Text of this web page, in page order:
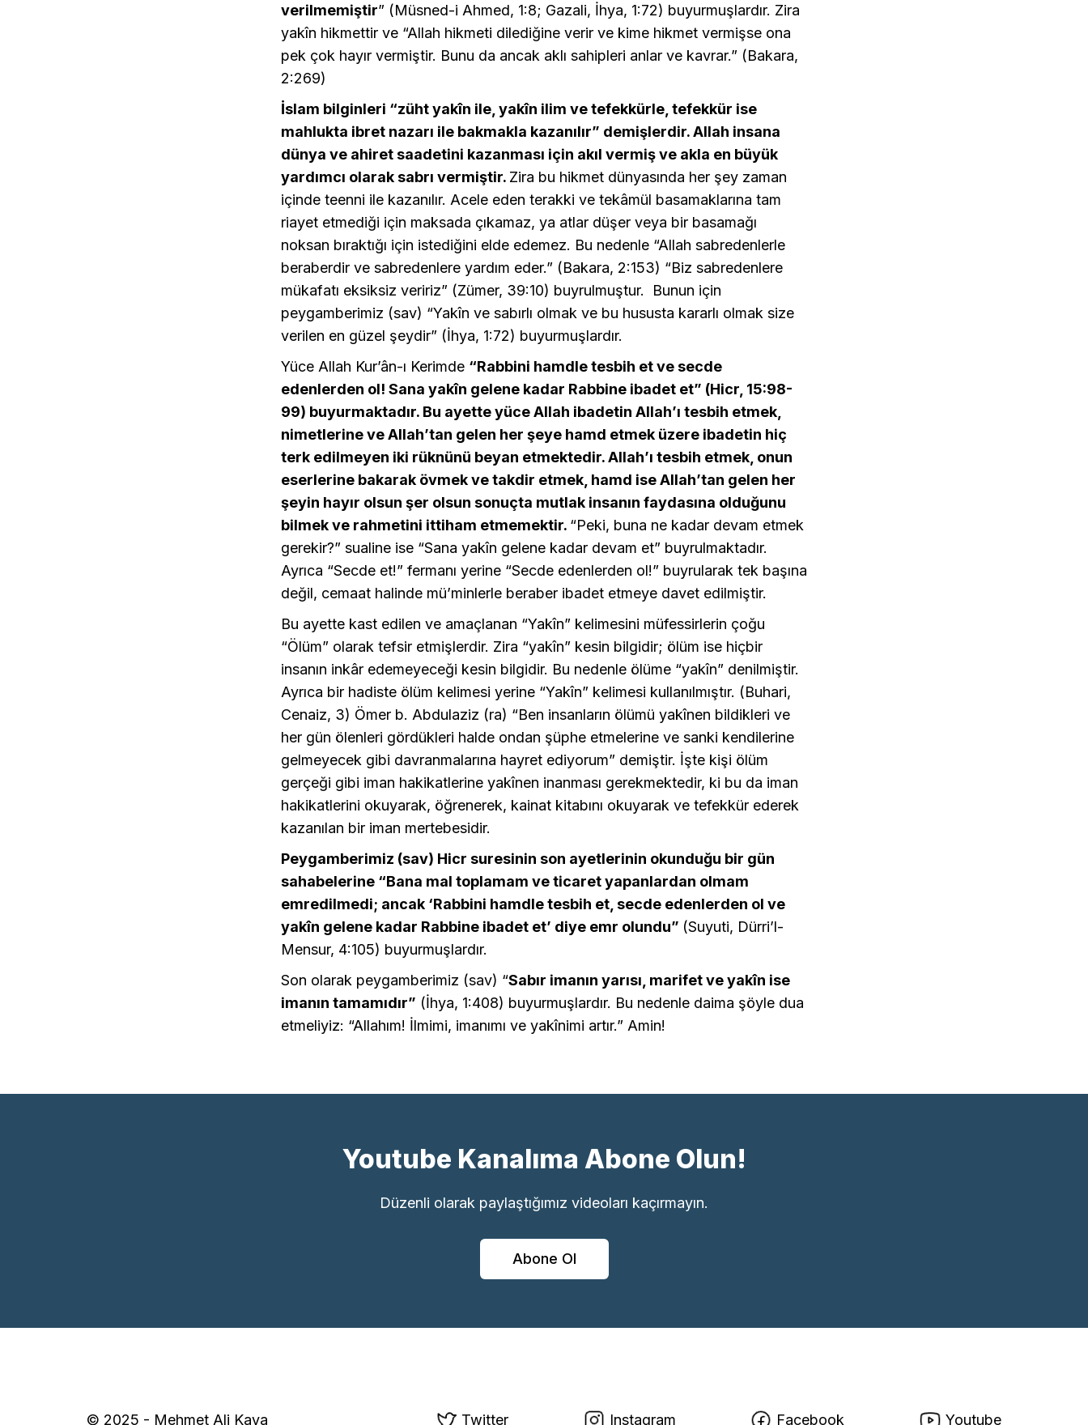
verilmemiştir” (Müsned-i Ahmed, 1:8; Gazali, İhya, 1:72) buyurmuşlardır. Zira
yakîn hikmettir ve “Allah hikmeti dilediğine verir ve kime hikmet vermişse ona
pek çok hayır vermiştir. Bunu da ancak aklı sahipleri anlar ve kavrar.” (Bakara,
2:269)
İslam bilginleri “züht yakîn ile, yakîn ilim ve tefekkürle, tefekkür ise
mahlukta ibret nazarı ile bakmakla kazanılır” demişlerdir. Allah insana
dünya ve ahiret saadetini kazanması için akıl vermiş ve akla en büyük
yardımcı olarak sabrı vermiştir. Zira bu hikmet dünyasında her şey zaman
içinde teenni ile kazanılır. Acele eden terakki ve tekâmül basamaklarına tam
riayet etmediği için maksada çıkamaz, ya atlar düşer veya bir basamağı
noksan bıraktığı için istediğini elde edemez. Bu nedenle “Allah sabredenlerle
beraberdir ve sabredenlere yardım eder.” (Bakara, 2:153) “Biz sabredenlere
mükafatı eksiksiz veririz” (Zümer, 39:10) buyrulmuştur. Bunun için
peygamberimiz (sav) “Yakîn ve sabırlı olmak ve bu hususta kararlı olmak size
verilen en güzel şeydir” (İhya, 1:72) buyurmuşlardır.
Yüce Allah Kur’ân-ı Kerimde “Rabbini hamdle tesbih et ve secde
edenlerden ol! Sana yakîn gelene kadar Rabbine ibadet et” (Hicr, 15:98-
99) buyurmaktadır. Bu ayette yüce Allah ibadetin Allah’ı tesbih etmek,
nimetlerine ve Allah’tan gelen her şeye hamd etmek üzere ibadetin hiç
terk edilmeyen iki rüknünü beyan etmektedir. Allah’ı tesbih etmek, onun
eserlerine bakarak övmek ve takdir etmek, hamd ise Allah’tan gelen her
şeyin hayır olsun şer olsun sonuçta mutlak insanın faydasına olduğunu
bilmek ve rahmetini ittiham etmemektir. “Peki, buna ne kadar devam etmek
gerekir?” sualine ise “Sana yakîn gelene kadar devam et” buyrulmaktadır.
Ayrıca “Secde et!” fermanı yerine “Secde edenlerden ol!” buyrularak tek başına
değil, cemaat halinde mü’minlerle beraber ibadet etmeye davet edilmiştir.
Bu ayette kast edilen ve amaçlanan “Yakîn” kelimesini müfessirlerin çoğu
“Ölüm” olarak tefsir etmişlerdir. Zira “yakîn” kesin bilgidir; ölüm ise hiçbir
insanın inkâr edemeyeceği kesin bilgidir. Bu nedenle ölüme “yakîn” denilmiştir.
Ayrıca bir hadiste ölüm kelimesi yerine “Yakîn” kelimesi kullanılmıştır. (Buhari,
Cenaiz, 3) Ömer b. Abdulaziz (ra) “Ben insanların ölümü yakînen bildikleri ve
her gün ölenleri gördükleri halde ondan şüphe etmelerine ve sanki kendilerine
gelmeyecek gibi davranmalarına hayret ediyorum” demiştir. İşte kişi ölüm
gerçeği gibi iman hakikatlerine yakînen inanması gerekmektedir, ki bu da iman
hakikatlerini okuyarak, öğrenerek, kainat kitabını okuyarak ve tefekkür ederek
kazanılan bir iman mertebesidir.
Peygamberimiz (sav) Hicr suresinin son ayetlerinin okunduğu bir gün
sahabelerine “Bana mal toplamam ve ticaret yapanlardan olmam
emredilmedi; ancak ‘Rabbini hamdle tesbih et, secde edenlerden ol ve
yakîn gelene kadar Rabbine ibadet et’ diye emr olundu” (Suyuti, Dürri’l-
Mensur, 4:105) buyurmuşlardır.
Son olarak peygamberimiz (sav) “Sabır imanın yarısı, marifet ve yakîn ise
imanın tamamıdır” (İhya, 1:408) buyurmuşlardır. Bu nedenle daima şöyle dua
etmeliyiz: “Allahım! İlmimi, imanımı ve yakînimi artır.” Amin!
Youtube Kanalıma Abone Olun!
Düzenli olarak paylaştığımız videoları kaçırmayın.
Abone Ol
© 2025 - Mehmet Ali Kaya Twitter Instagram Facebook Youtube